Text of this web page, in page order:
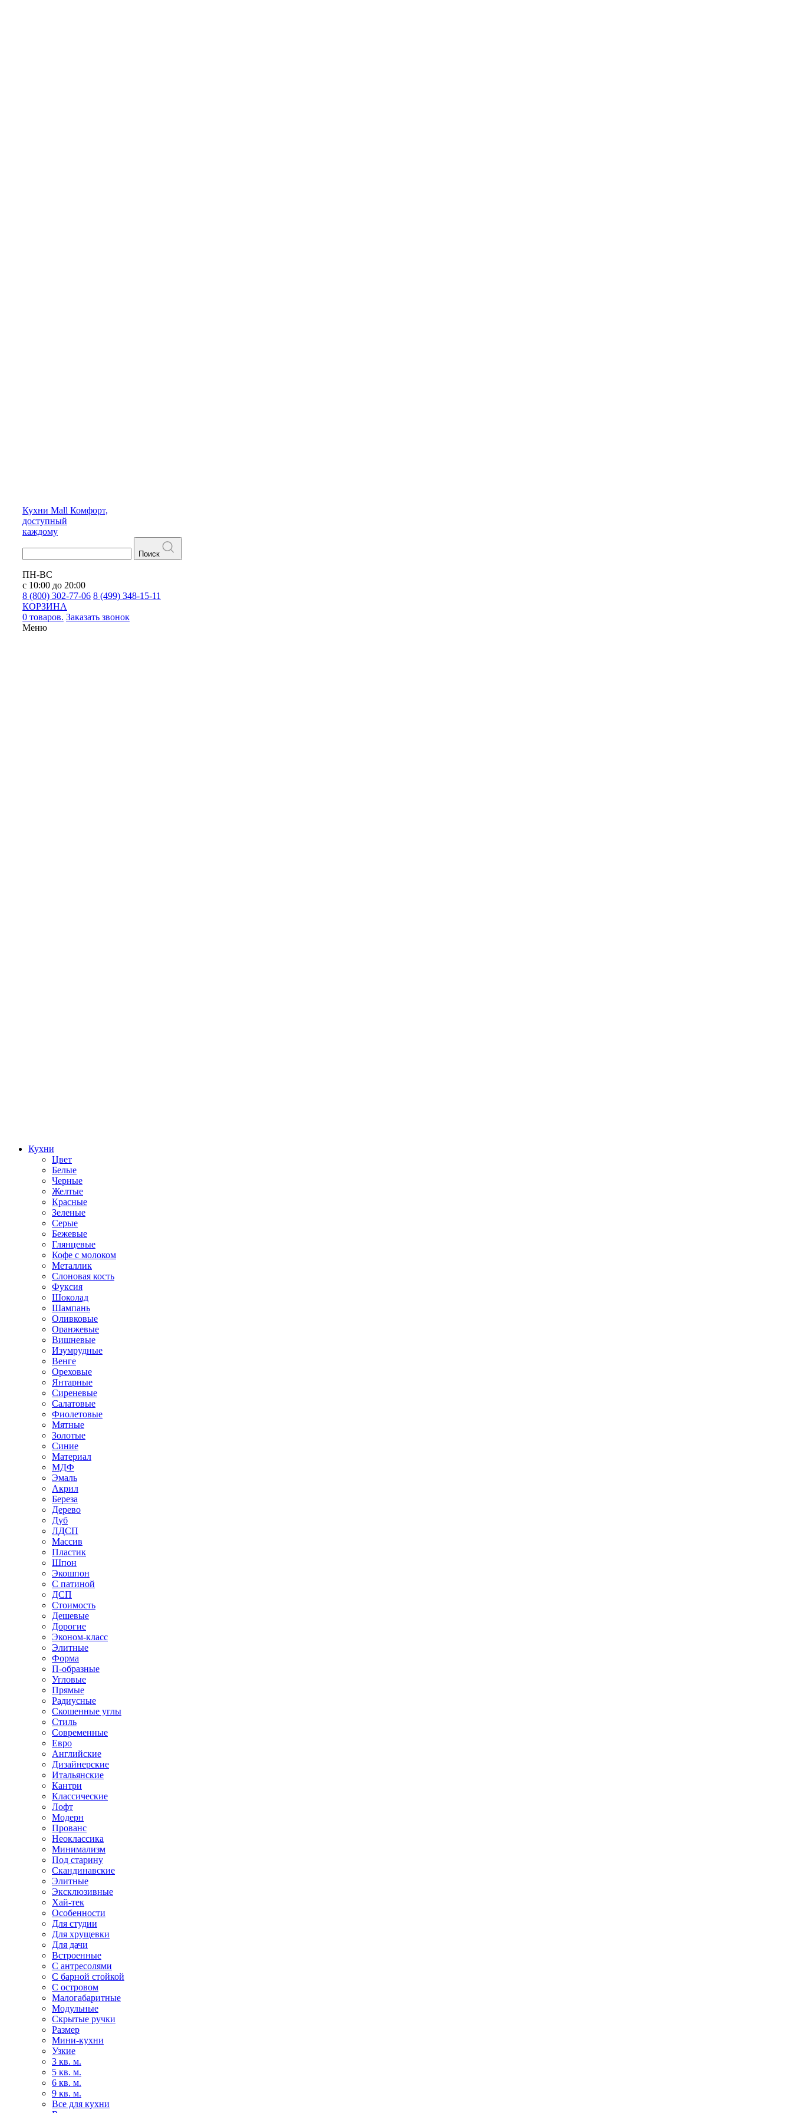
Кухни Mall Комфорт,
доступный
каждому
Поиск
ПН-ВС
с 10:00 до 20:00
8 (800) 302-77-06 8 (499) 348-15-11
КОРЗИНА
0 товаров. Заказать звонок
Меню
Кухни
Цвет
Белые
Черные
Желтые
Красные
Зеленые
Серые
Бежевые
Глянцевые
Кофе с молоком
Металлик
Слоновая кость
Фуксия
Шоколад
Шампань
Оливковые
Оранжевые
Вишневые
Изумрудные
Венге
Ореховые
Янтарные
Сиреневые
Салатовые
Фиолетовые
Мятные
Золотые
Синие
Материал
МДФ
Эмаль
Акрил
Береза
Дерево
Дуб
ЛДСП
Массив
Пластик
Шпон
Экошпон
С патиной
ДСП
Стоимость
Дешевые
Дорогие
Эконом-класс
Элитные
Форма
П-образные
Угловые
Прямые
Радиусные
Скошенные углы
Стиль
Современные
Евро
Английские
Дизайнерские
Итальянские
Кантри
Классические
Лофт
Модерн
Прованс
Неоклассика
Минимализм
Под старину
Скандинавские
Элитные
Эксклюзивные
Хай-тек
Особенности
Для студии
Для хрущевки
Для дачи
Встроенные
С антресолями
С барной стойкой
С островом
Малогабаритные
Модульные
Скрытые ручки
Размер
Мини-кухни
Узкие
3 кв. м.
5 кв. м.
6 кв. м.
9 кв. м.
Все для кухни